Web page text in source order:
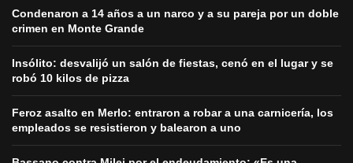
Condenaron a 14 años a un narco y a su pareja por un doble
crimen en Monte Grande
Insólito: desvalijó un salón de fiestas, cenó en el lugar y se
robó 10 kilos de pizza
Feroz asalto en Merlo: entraron a robar a una carnicería, los
empleados se resistieron y balearon a uno